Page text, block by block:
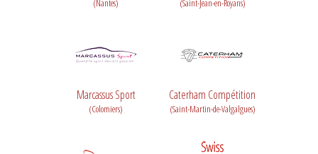
(Nantes) (Saint-Jean-en-Royans)
Marcassus Sport
(Colomiers)
Caterham Compétition
(Saint-Martin-de-Valgalgues)